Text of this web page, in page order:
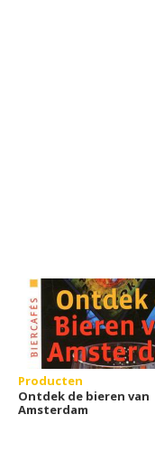
Producten
Ontdek de bieren van
Amsterdam